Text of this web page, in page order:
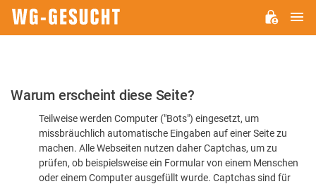
Bitte
dass
Warum erscheint diese Seite?
Teilweise werden Computer ("Bots") eingesetzt, um
missbräuchlich automatische Eingaben auf einer Seite zu
machen. Alle Webseiten nutzen daher Captchas, um zu
prüfen, ob beispielsweise ein Formular von einem Menschen
oder einem Computer ausgefüllt wurde. Captchas sind für